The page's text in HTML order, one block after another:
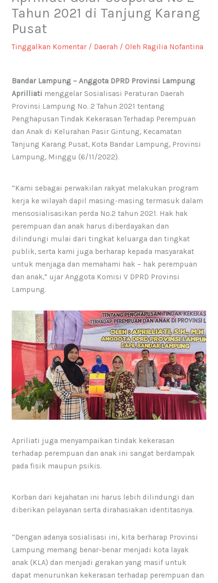
Tahun 2021 di Tanjung Karang
Pusat
Tinggalkan Komentar / Daerah / Oleh Ragilia Nofantina
Bandar Lampung – Anggota DPRD Provinsi Lampung
Aprilliati menggelar Sosialisasi Peraturan Daerah
Provinsi Lampung No. 2 Tahun 2021 tentang
Penghapusan Tindak Kekerasan Terhadap Perempuan
dan Anak di Kelurahan Pasir Gintung, Kecamatan
Tanjung Karang Pusat, Kota Bandar Lampung, Provinsi
Lampung, Minggu (6/11/2022).
“Kami sebagai perwakilan rakyat melakukan program
kerja ke wilayah dapil masing-masing termasuk dalam
mensosialisasikan perda No.2 tahun 2021. Hak hak
perempuan dan anak harus diberdayakan dan
dilindungi mulai dari tingkat keluarga dan tingkat
publik, serta kami juga berharap kepada masyarakat
untuk menjaga dan memahami hak – hak perempuan
dan anak,” ujar Anggota Komisi V DPRD Provinsi
Lampung.
Apriliati juga menyampaikan tindak kekerasan
terhadap perempuan dan anak ini sangat berdampak
pada fisik maupun psikis.
Korban dari kejahatan ini harus lebih dilindungi dan
diberikan pelayanan serta dirahasiakan identitasnya.
“Dengan adanya sosialisasi ini, kita berharap Provinsi
Lampung memang benar-benar menjadi kota layak
anak (KLA) dan menjadi gerakan yang masif untuk
dapat menurunkan kekerasan terhadap perempuan dan